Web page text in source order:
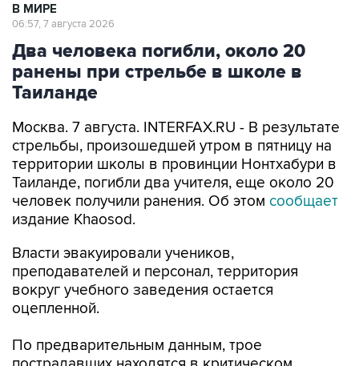
В МИРЕ
06:57, 7 августа 2026
Два человека погибли, около 20
ранены при стрельбе в школе в
Таиланде
Москва. 7 августа. INTERFAX.RU - В результате
стрельбы, произошедшей утром в пятницу на
территории школы в провинции Нонтхабури в
Таиланде, погибли два учителя, еще около 20
человек получили ранения. Об этом сообщает
издание Khaosod.
Власти эвакуировали учеников,
преподавателей и персонал, территория
вокруг учебного заведения остается
оцепленной.
По предварительным данным, трое